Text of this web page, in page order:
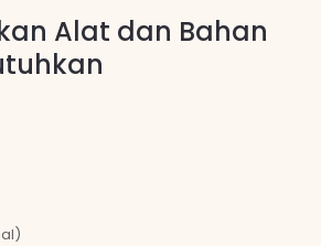
Alat dan Bahan